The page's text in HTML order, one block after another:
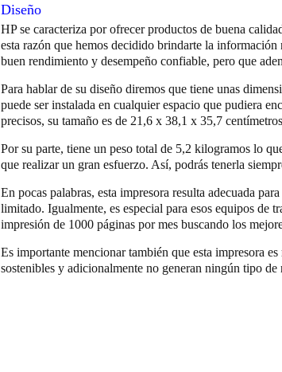
Diseño
HP se caracteriza por ofrecer productos de buena
esta razón que hemos decidido brindarte la
buen rendimiento y desempeño confiable, pero que
Para hablar de su diseño diremos que tiene unas
puede ser instalada en cualquier espacio que pudiera
precisos, su tamaño es de 21,6 x 38,1 x 35,7
Por su parte, tiene un peso total de 5,2 kilogramos lo
que realizar un gran esfuerzo. Así, podrás tenerla
En pocas palabras, esta impresora resulta adecuada
limitado. Igualmente, es especial para esos equipos de
impresión de 1000 páginas por mes buscando los
Es importante mencionar también que esta impresora
sostenibles y adicionalmente no generan ningún tipo de